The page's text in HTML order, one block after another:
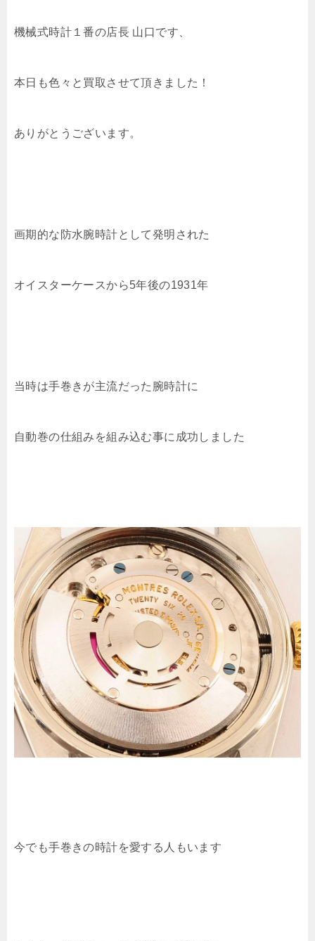
機械式時計１番の店長 山口です、
本日も色々と買取させて頂きました！
ありがとうございます。
画期的な防水腕時計として発明された
オイスターケースから5年後の1931年
当時は手巻きが主流だった腕時計に
自動巻の仕組みを組み込む事に成功しました
今でも手巻きの時計を愛する人もいます